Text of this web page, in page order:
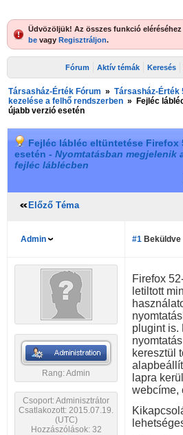
Üdvözöljük! Az összes funkció eléréséhez
be vagy Regisztráljon.
Fórum Aktív témák Keresés
Társasház-Érték Fórum » Társasház-Érték
kezelése a felhő rendszerben »
Fejléc
újabb verzió esetén
Fejléc lábléc eltüntetése Firefox
esetén - Nyomtatásban megjelenik
fejléc láblécben
Előző Téma
Admin #1 Beküldve
Rang: Admin
Csoport: Adminisztrátor
Csatlakozott: 2015.07.19.
(UTC)
Hozzászólások: 32
Firefox
letiltott
plugint is.
keresztül
lapra
webcíme,